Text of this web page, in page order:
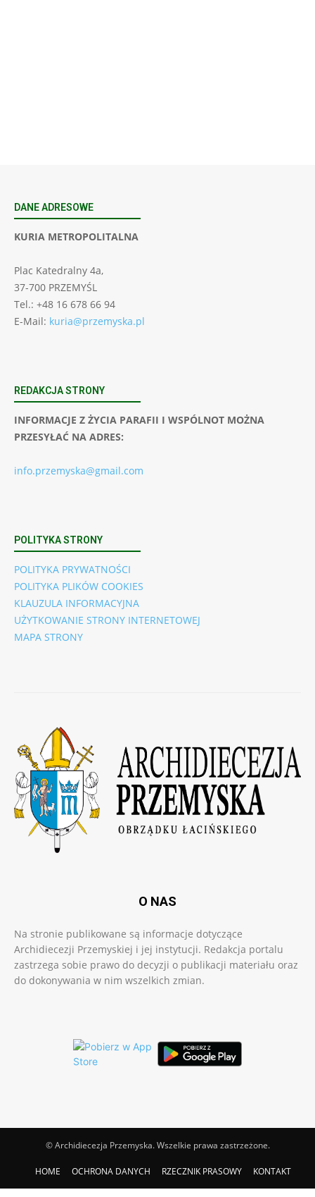
DANE ADRESOWE
KURIA METROPOLITALNA
Plac Katedralny 4a,
37-700 PRZEMYŚL
Tel.: +48 16 678 66 94
E-Mail: kuria@przemyska.pl
REDAKCJA STRONY
INFORMACJE Z ŻYCIA PARAFII I WSPÓLNOT MOŻNA
PRZESYŁAĆ NA ADRES:
info.przemyska@gmail.com
POLITYKA STRONY
POLITYKA PRYWATNOŚCI
POLITYKA PLIKÓW COOKIES
KLAUZULA INFORMACYJNA
UŻYTKOWANIE STRONY INTERNETOWEJ
MAPA STRONY
O NAS
Na stronie publikowane są informacje dotyczące
Archidiecezji Przemyskiej i jej instytucji. Redakcja portalu
zastrzega sobie prawo do decyzji o publikacji materiału oraz
do dokonywania w nim wszelkich zmian.
© Archidiecezja Przemyska. Wszelkie prawa zastrzeżone.
HOME OCHRONA DANYCH RZECZNIK PRASOWY KONTAKT